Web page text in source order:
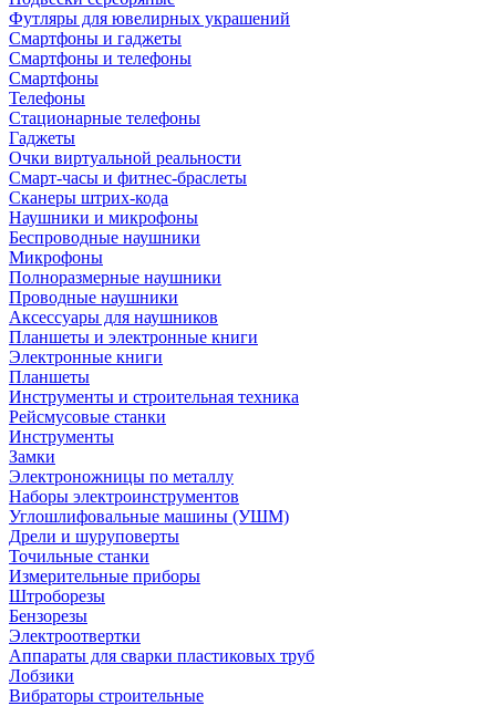
Футляры для ювелирных украшений
Смартфоны и гаджеты
Смартфоны и телефоны
Смартфоны
Телефоны
Стационарные телефоны
Гаджеты
Очки виртуальной реальности
Смарт-часы и фитнес-браслеты
Сканеры штрих-кода
Наушники и микрофоны
Беспроводные наушники
Микрофоны
Полноразмерные наушники
Проводные наушники
Аксессуары для наушников
Планшеты и электронные книги
Электронные книги
Планшеты
Инструменты и строительная техника
Рейсмусовые станки
Инструменты
Замки
Электроножницы по металлу
Наборы электроинструментов
Углошлифовальные машины (УШМ)
Дрели и шуруповерты
Точильные станки
Измерительные приборы
Штроборезы
Бензорезы
Электроотвертки
Аппараты для сварки пластиковых труб
Лобзики
Вибраторы строительные